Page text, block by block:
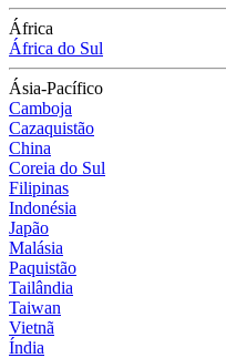
África
África do Sul
Ásia-Pacífico
Camboja
Cazaquistão
China
Coreia do Sul
Filipinas
Indonésia
Japão
Malásia
Paquistão
Tailândia
Taiwan
Vietnã
Índia